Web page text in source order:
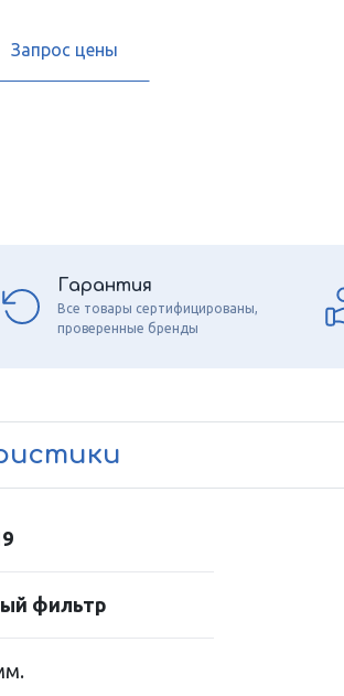
Запрос цены
Гарантия
Все товары сертифицированы,
проверенные бренды
фильтр